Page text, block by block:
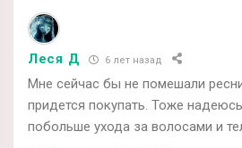
Леся Д 6 лет назад
Мне сейчас бы не помешали
придется покупать. Тоже
побольше ухода за волосами и